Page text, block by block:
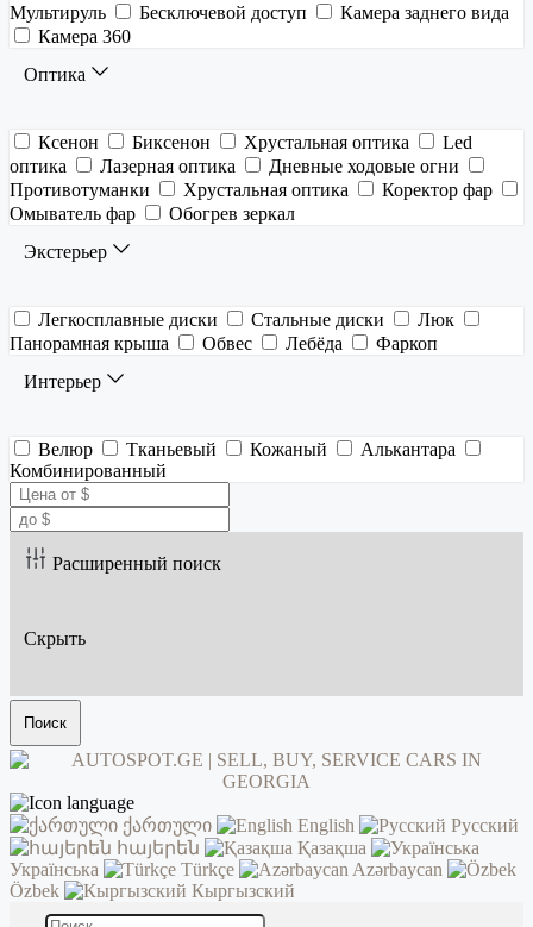
Мультируль
Бесключевой доступ
Камера заднего вида
Камера 360
Оптика
Ксенон Биксенон Хрустальная оптика
Led
оптика
Лазерная оптика
Дневные ходовые огни
Противотуманки
Хрустальная оптика
Коректор фар
Омыватель фар
Обогрев зеркал
Экстерьер
Легкосплавные диски Стальные диски
Люк
Панорамная крыша
Обвес Лебёда
Фаркоп
Интерьер
Велюр Тканьевый Кожаный
Алькантара
Комбинированный
Расширенный поиск
Скрыть
Поиск
ქართული English
Русский
հայերեն
Қазақша
Українська
Türkçe
Azərbaycan
Özbek
Кыргызский